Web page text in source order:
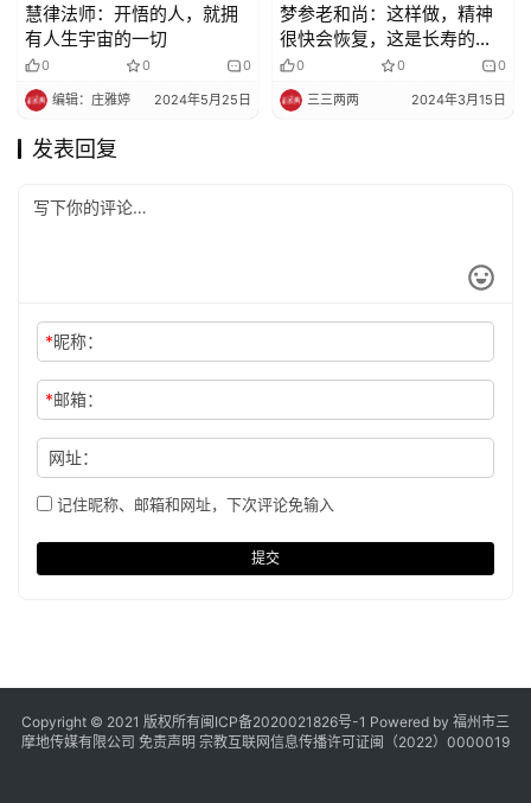
慧律法师：开悟的人，就拥
有人生宇宙的一切
0 0 0
编辑：庄雅婷 2024年5月25日
梦参老和尚：这样做，精神
很快会恢复，这是长寿的方
法0 0 0
三三两两 2024年3月15日
发表回复
*昵称：
*邮箱：
网址：
记住昵称、邮箱和网址，下次评论免输入
提交
Copyright © 2021 版权所有闽ICP备2020021826号-1 Powered by 福州市三
摩地传媒有限公司 免责声明 宗教互联网信息传播许可证闽（2022）0000019